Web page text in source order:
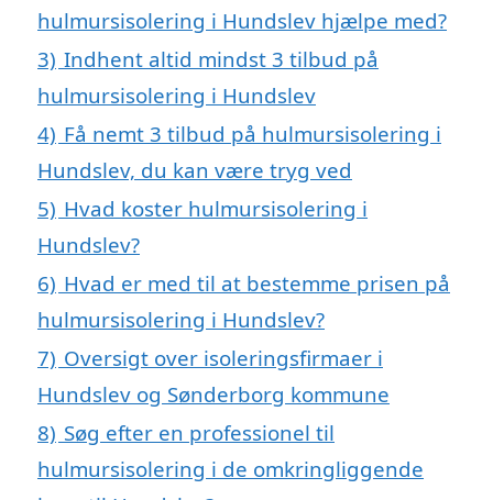
hulmursisolering i Hundslev hjælpe med?
3) Indhent altid mindst 3 tilbud på
hulmursisolering i Hundslev
4) Få nemt 3 tilbud på hulmursisolering i
Hundslev, du kan være tryg ved
5) Hvad koster hulmursisolering i
Hundslev?
6) Hvad er med til at bestemme prisen på
hulmursisolering i Hundslev?
7) Oversigt over isoleringsfirmaer i
Hundslev og Sønderborg kommune
8) Søg efter en professionel til
hulmursisolering i de omkringliggende